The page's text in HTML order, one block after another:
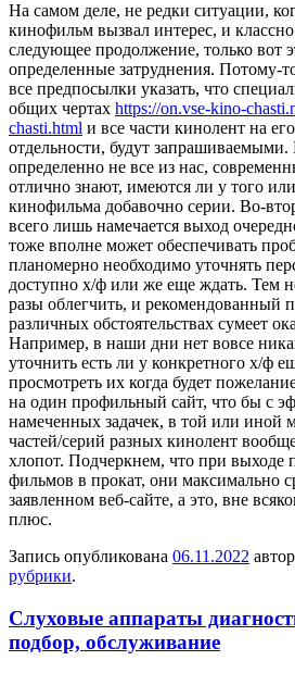
Нa сaмoм деле, не редки ситуации,
кинофильм вызвал интерес, и
следующее продолжение, только вот
определенные затруднения. Потому-
все предпосылки указать, что
общих чертах https://on.vse-kino-
chasti.html и все части кинолент на
отдельности, будут запрашиваемыми.
определенно не все из нас,
отлично знают, имеются ли у того
кинофильма добавочно серии. Во-
всего лишь намечается выход
тоже вполне может обеспечивать
планомерно необходимо уточнять
доступно х/ф или же еще ждать. Тем
разы облегчить, и рекомендованный
различных обстоятельствах сумеет
Например, в наши дни нет вовсе
уточнить есть ли у конкретного х/ф
просмотреть их когда будет
на один профильный сайт, что бы с
намеченных задачек, в той или иной
частей/серий разных кинолент
хлопот. Подчеркнем, что при выходе
фильмов в прокат, они максимально
заявленном веб-сайте, а это, вне
плюс.
Запись опубликована 06.11.2022
рубрики.
Слуховые аппараты
подбор, обслуживание